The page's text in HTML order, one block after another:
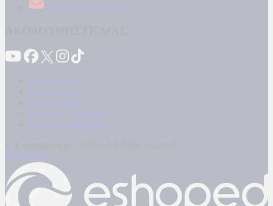
news@kontranews.gr
Καταγγελίες
Επικοινωνία
Όροι Χρήσης
Πολιτική Απορρήτου
Κρατική Διαφήμιση
Powered by: